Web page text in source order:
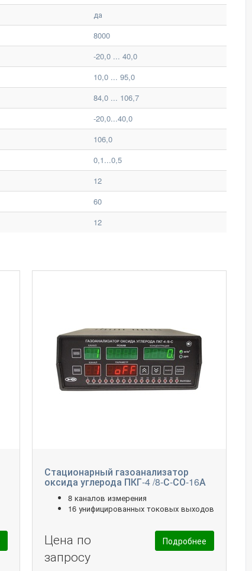
да
8000
-20,0 ... 40,0
10,0 ... 95,0
84,0 ... 106,7
-20,0...40,0
106,0
0,1...0,5
12
60
12
Стационарный газоанализатор
оксида углерода ПКГ-4 /8-С-СО-16А
8 каналов измерения
16 унифицированных токовых выходов
Цена по
запросу
Подробнее